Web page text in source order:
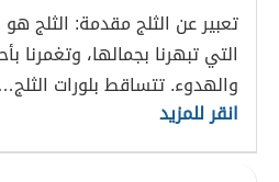
تعبير عن الثلج مقدمة: الثلج
التي تبهرنا بجمالها،
والهدوء. تتساقط بلورات الثلج…
انقر للمزيد